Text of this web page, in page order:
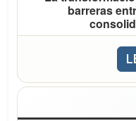
pueblos para
Espirituosos
patrimonio
19
de
barreras
La compañía
de 7 millones de
commerce,